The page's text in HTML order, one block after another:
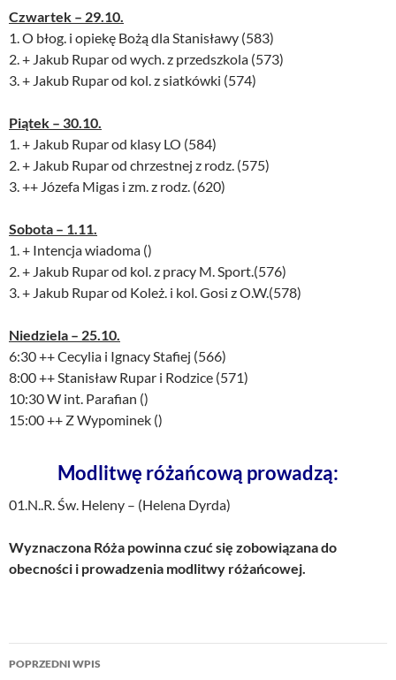
Czwartek – 29.10.
1. O błog. i opiekę Bożą dla Stanisławy (583)
2. + Jakub Rupar od wych. z przedszkola (573)
3. + Jakub Rupar od kol. z siatkówki (574)
Piątek – 30.10.
1. + Jakub Rupar od klasy LO (584)
2. + Jakub Rupar od chrzestnej z rodz. (575)
3. ++ Józefa Migas i zm. z rodz. (620)
Sobota – 1.11.
1. + Intencja wiadoma ()
2. + Jakub Rupar od kol. z pracy M. Sport.(576)
3. + Jakub Rupar od Koleż. i kol. Gosi z O.W.(578)
Niedziela – 25.10.
6:30 ++ Cecylia i Ignacy Stafiej (566)
8:00 ++ Stanisław Rupar i Rodzice (571)
10:30 W int. Parafian ()
15:00 ++ Z Wypominek ()
Modlitwę różańcową prowadzą:
01.N..R. Św. Heleny – (Helena Dyrda)
Wyznaczona Róża powinna czuć się zobowiązana do
obecności i prowadzenia modlitwy różańcowej.
Nawigacja
POPRZEDNI WPIS